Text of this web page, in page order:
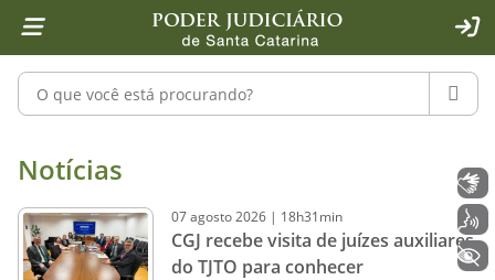
1 Ir para o conteúdo
2 Ir para a ferramenta de acessibilidade - Rybená
4 Ir para o menu principal
5 Ir para a pesquisa
6 Ir para o rodapé
7 Ir para a página inicial
Pesquisar no portal
Notícias - Imprensa - Poder
Notícias
07agosto2026 | 18h31min
CGJ recebe visita de juízes auxiliares
do TJTO para conhecer
+ Acessibilidade